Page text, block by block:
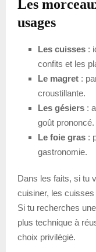
Les
usages
Les cuisses :
confits et les
Le magret :
croustillante.
Les gésiers :
goût prononcé.
Le foie gras :
gastronomie.
Dans les faits, si tu
cuisiner, les cuisses
Si tu recherches
plus technique à
choix privilégié.